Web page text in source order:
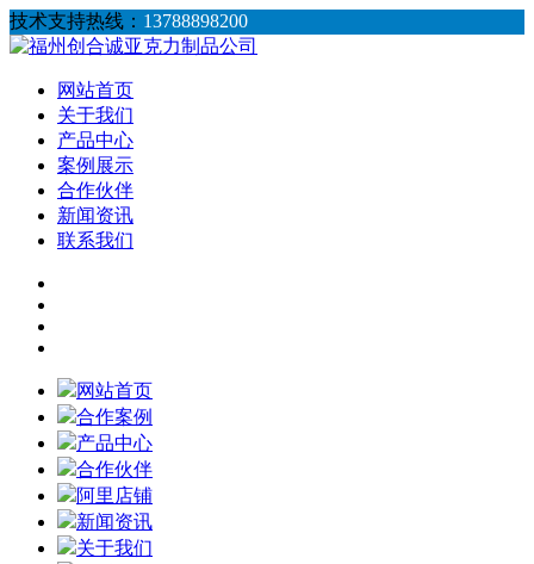
技术支持热线： 13788898200
网站首页
关于我们
产品中心
案例展示
合作伙伴
新闻资讯
联系我们
网站首页
合作案例
产品中心
合作伙伴
阿里店铺
新闻资讯
关于我们